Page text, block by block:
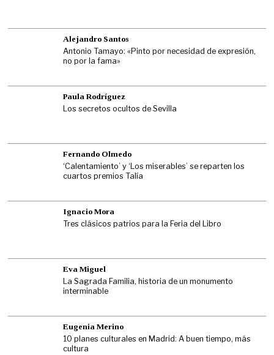
Alejandro Santos
Antonio Tamayo: «Pinto por necesidad de expresión,
no por la fama»
Paula Rodríguez
Los secretos ocultos de Sevilla
Fernando Olmedo
‘Calentamiento’ y ‘Los miserables’ se reparten los
cuartos premios Talía
Ignacio Mora
Tres clásicos patrios para la Feria del Libro
Eva Miguel
La Sagrada Familia, historia de un monumento
interminable
Eugenia Merino
10 planes culturales en Madrid: A buen tiempo, más
cultura